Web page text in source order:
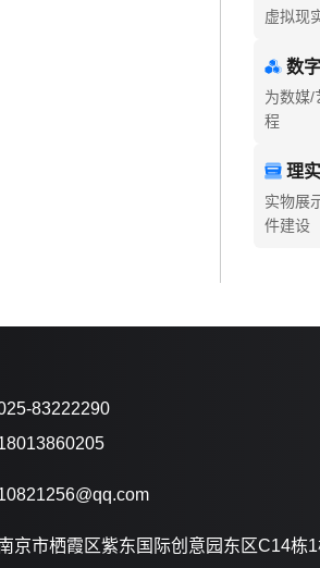
虚拟现
数
为数媒/
程
理
实物展
件建设
83222290
京市栖霞区紫东国际创意园东区C14栋1